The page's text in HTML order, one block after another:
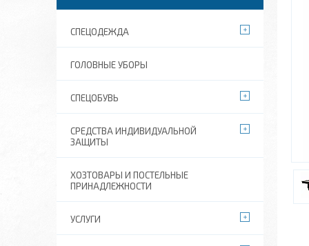
СПЕЦОДЕЖДА
ГОЛОВНЫЕ УБОРЫ
СПЕЦОБУВЬ
СРЕДСТВА ИНДИВИДУАЛЬНОЙ
ЗАЩИТЫ
ХОЗТОВАРЫ И ПОСТЕЛЬНЫЕ
ПРИНАДЛЕЖНОСТИ
УСЛУГИ